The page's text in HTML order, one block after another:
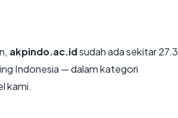
akpindo.ac.idsudah ada sekitar 27.3
Indonesia — dalam kategori
kami.